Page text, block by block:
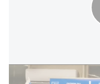
בכניעה כזאת דרישה